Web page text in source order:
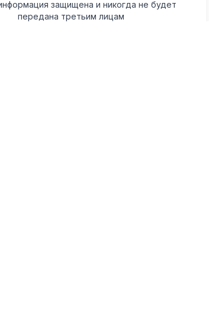
защищена и никогда не будет
передана третьим лицам